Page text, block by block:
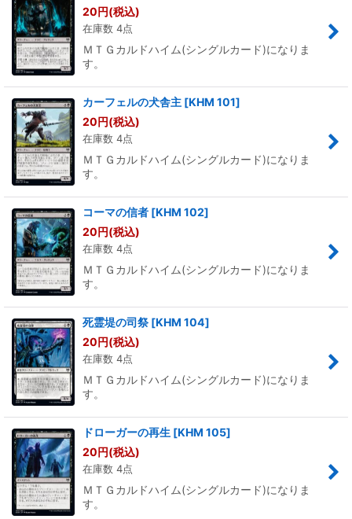
20円(税込)
在庫数 4点
ＭＴＧカルドハイム(シングルカード)になりま
す。
カーフェルの犬舎主 [KHM 101]
20円(税込)
在庫数 4点
ＭＴＧカルドハイム(シングルカード)になりま
す。
コーマの信者 [KHM 102]
20円(税込)
在庫数 4点
ＭＴＧカルドハイム(シングルカード)になりま
す。
死霊堤の司祭 [KHM 104]
20円(税込)
在庫数 4点
ＭＴＧカルドハイム(シングルカード)になりま
す。
ドローガーの再生 [KHM 105]
20円(税込)
在庫数 4点
ＭＴＧカルドハイム(シングルカード)になりま
す。